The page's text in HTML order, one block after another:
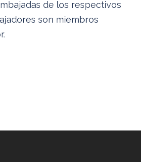
de los respectivos
son miembros